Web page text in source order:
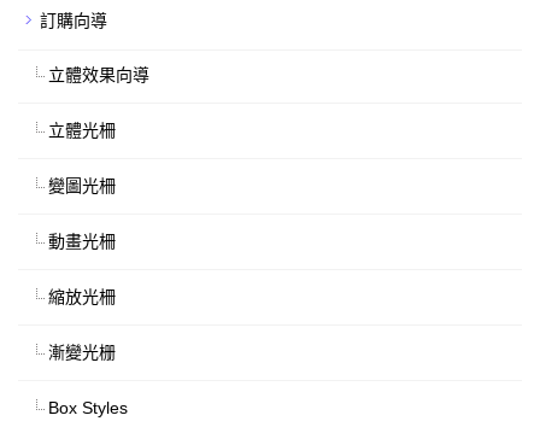
訂購向導
立體效果向導
立體光柵
變圖光柵
動畫光柵
縮放光柵
漸變光栅
Box Styles